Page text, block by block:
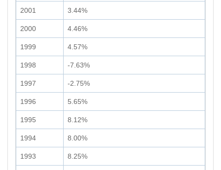
2001 3.44%
2000 4.46%
1999 4.57%
1998 -7.63%
1997 -2.75%
1996 5.65%
1995 8.12%
1994 8.00%
1993 8.25%